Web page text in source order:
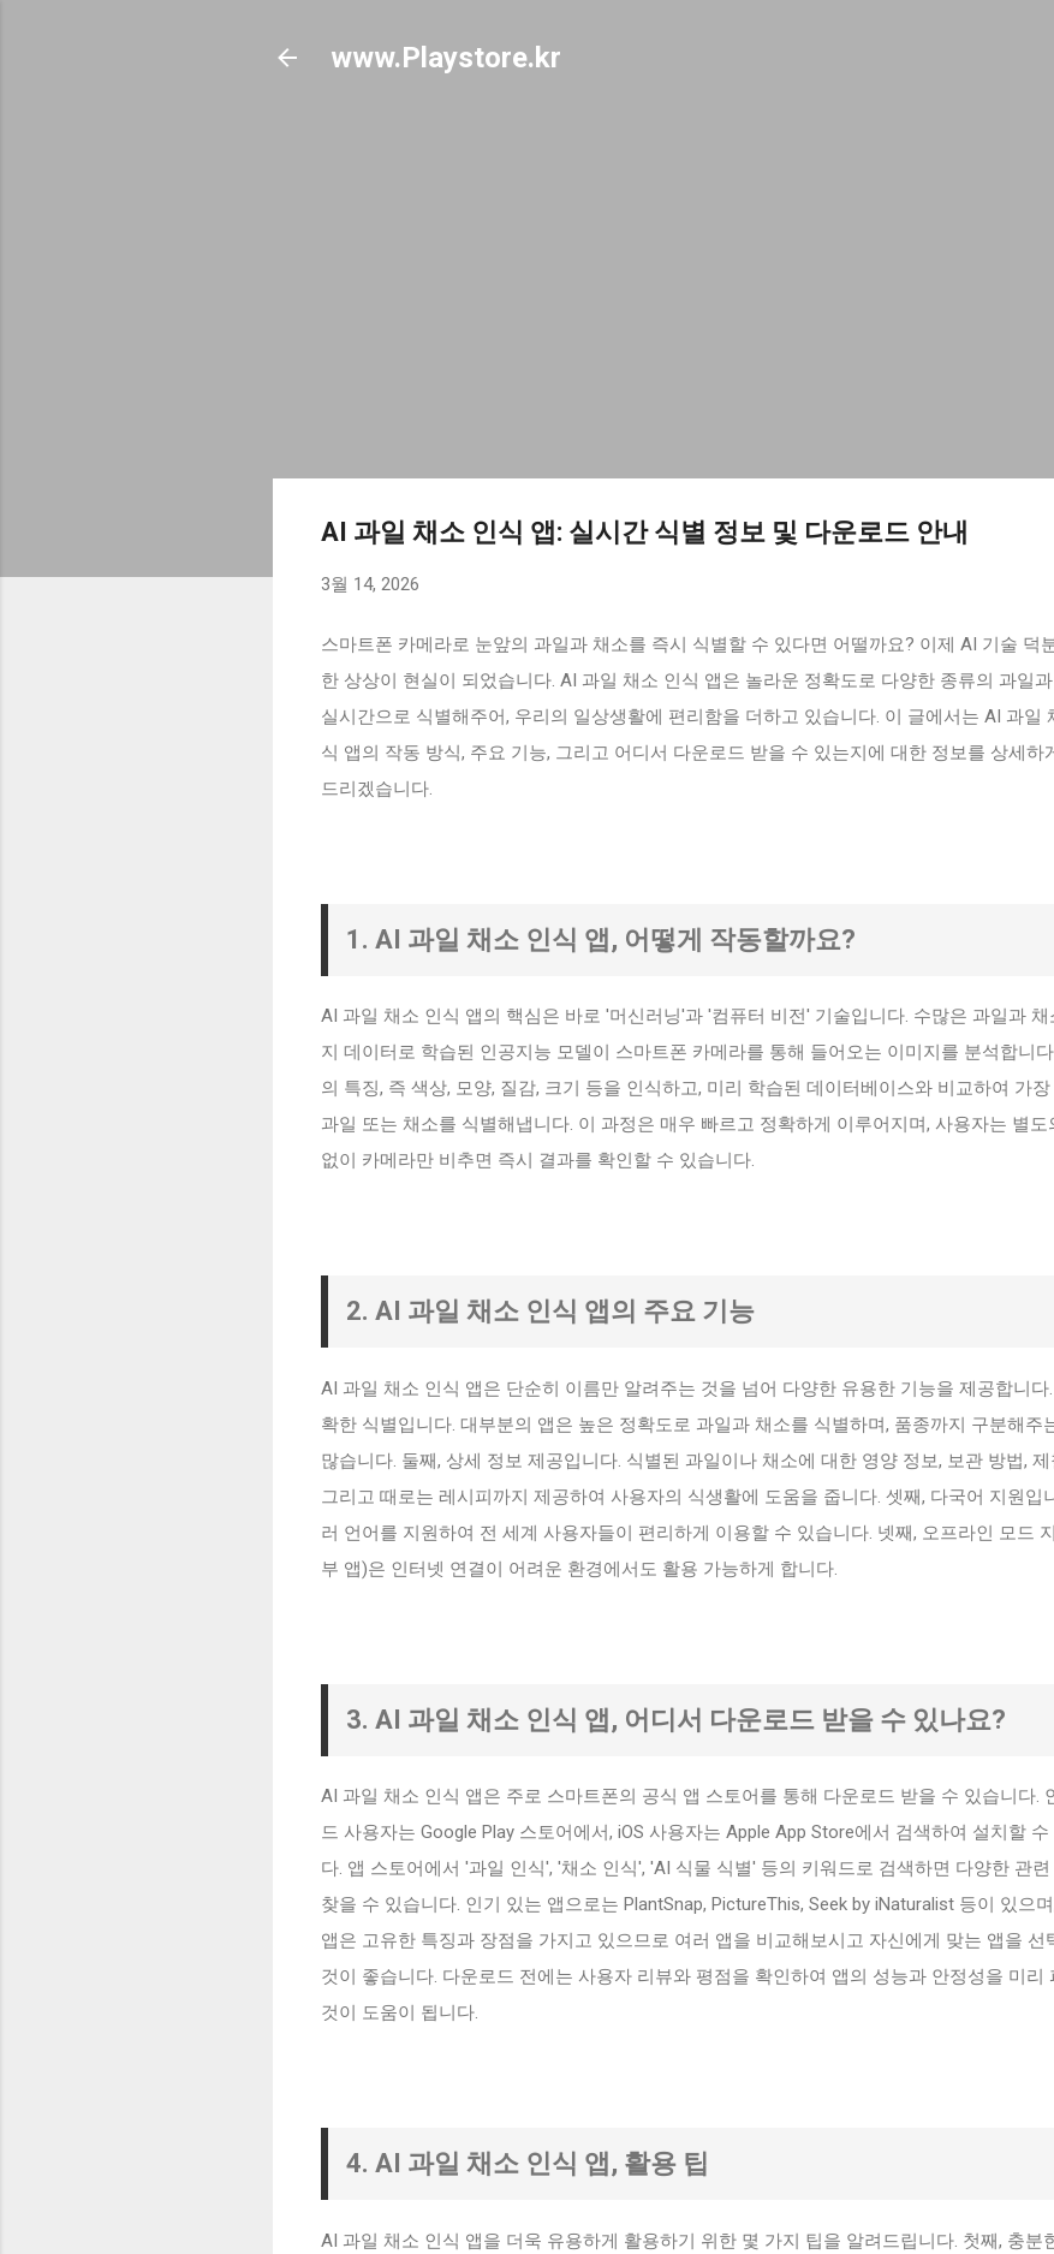
www.Playstore.kr
AI 과일 채소 인식 앱: 실시간 식별 정보 및 다운로드 안내
3월 14, 2026
스마트폰 카메라로 눈앞의 과일과 채소를 즉시 식별할 수 있다면 어떨까요? 이제 AI 기술 덕
한 상상이 현실이 되었습니다. AI 과일 채소 인식 앱은 놀라운 정확도로 다양한 종류의 과일
실시간으로 식별해주어, 우리의 일상생활에 편리함을 더하고 있습니다. 이 글에서는 AI 과일
식 앱의 작동 방식, 주요 기능, 그리고 어디서 다운로드 받을 수 있는지에 대한 정보를 상세하
드리겠습니다.
1. AI 과일 채소 인식 앱, 어떻게 작동할까요?
AI 과일 채소 인식 앱의 핵심은 바로 '머신러닝'과 '컴퓨터 비전' 기술입니다. 수많은 과일과 채
지 데이터로 학습된 인공지능 모델이 스마트폰 카메라를 통해 들어오는 이미지를 분석합니
의 특징, 즉 색상, 모양, 질감, 크기 등을 인식하고, 미리 학습된 데이터베이스와 비교하여 가
과일 또는 채소를 식별해냅니다. 이 과정은 매우 빠르고 정확하게 이루어지며, 사용자는 별도
없이 카메라만 비추면 즉시 결과를 확인할 수 있습니다.
2. AI 과일 채소 인식 앱의 주요 기능
AI 과일 채소 인식 앱은 단순히 이름만 알려주는 것을 넘어 다양한 유용한 기능을 제공합니다
확한 식별입니다. 대부분의 앱은 높은 정확도로 과일과 채소를 식별하며, 품종까지 구분해주
많습니다. 둘째, 상세 정보 제공입니다. 식별된 과일이나 채소에 대한 영양 정보, 보관 방법, 제
그리고 때로는 레시피까지 제공하여 사용자의 식생활에 도움을 줍니다. 셋째, 다국어 지원입
러 언어를 지원하여 전 세계 사용자들이 편리하게 이용할 수 있습니다. 넷째, 오프라인 모드
부 앱)은 인터넷 연결이 어려운 환경에서도 활용 가능하게 합니다.
3. AI 과일 채소 인식 앱, 어디서 다운로드 받을 수 있나요?
AI 과일 채소 인식 앱은 주로 스마트폰의 공식 앱 스토어를 통해 다운로드 받을 수 있습니다.
드 사용자는 Google Play 스토어에서, iOS 사용자는 Apple App Store에서 검색하여 설치할 수
다. 앱 스토어에서 '과일 인식', '채소 인식', 'AI 식물 식별' 등의 키워드로 검색하면 다양한 관
찾을 수 있습니다. 인기 있는 앱으로는 PlantSnap, PictureThis, Seek by iNaturalist 등이 있으
앱은 고유한 특징과 장점을 가지고 있으므로 여러 앱을 비교해보시고 자신에게 맞는 앱을 선
것이 좋습니다. 다운로드 전에는 사용자 리뷰와 평점을 확인하여 앱의 성능과 안정성을 미리
것이 도움이 됩니다.
4. AI 과일 채소 인식 앱, 활용 팁
AI 과일 채소 인식 앱을 더욱 유용하게 활용하기 위한 몇 가지 팁을 알려드립니다. 첫째, 충분